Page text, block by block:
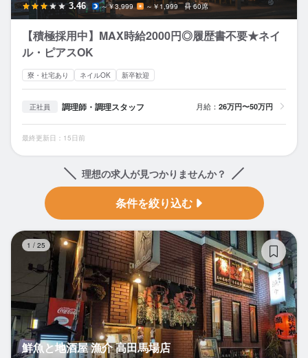
3.46 ～￥3,999 ～￥1,999 60席
【積極採用中】MAX時給2000円◎履歴書不要★ネイ
ル・ピアスOK
寮・社宅あり ネイルOK 新卒歓迎
正社員 調理師・調理スタッフ 月給： 26万円〜50万円
最終更新日：15日前
理想の求人が見つかりませんか？
条件を絞り込む
1 / 25
鮮魚と地酒屋 漁介 高田馬場店